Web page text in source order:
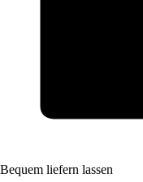
Bequem liefern lassen